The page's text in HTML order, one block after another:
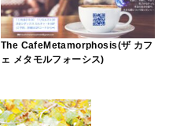
The CafeMetamorphosis(ザ カフ
ェ メタモルフォーシス)